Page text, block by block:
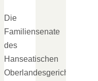
Die
Familiensenate
des
Hanseatischen
Oberlandesgerichts